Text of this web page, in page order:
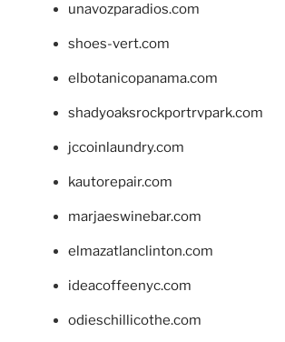
unavozparadios.com
shoes-vert.com
elbotanicopanama.com
shadyoaksrockportrvpark.com
jccoinlaundry.com
kautorepair.com
marjaeswinebar.com
elmazatlanclinton.com
ideacoffeenyc.com
odieschillicothe.com